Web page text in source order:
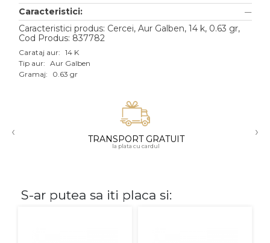
Aur alb
Aur roz
Aur mixt
18K
Caracteristici:
Caracteristici produs: Cercei, Aur Galben, 14 k, 0.63 gr,
Cod Produs: 837782
Carataj aur: 14 K
Tip aur: Aur Galben
Gramaj:
0.63 gr
‹ TRANSPORT GRATUIT
la plata cu cardul
›
S-ar putea sa iti placa si: